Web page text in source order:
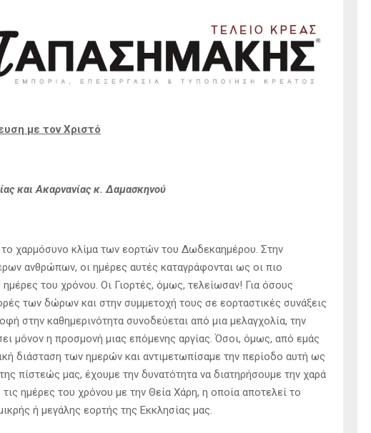
με τον Χριστό
και Ακαρνανίας κ. Δαμασκηνού
το χαρμόσυνο κλίμα των εορτών του Δωδεκαημέρου. Στην
ανθρώπων, οι ημέρες αυτές καταγράφονται ως οι πιο
του χρόνου. Οι Γιορτές, όμως, τελείωσαν! Για όσους
των δώρων και στην συμμετοχή τους σε εορταστικές συνάξεις
στην καθημερινότητα συνοδεύεται από μια μελαγχολία, την
μόνον η προσμονή μιας επόμενης αργίας. Όσοι, όμως, από εμάς
διάσταση των ημερών και αντιμετωπίσαμε την περίοδο αυτή ως
πίστεώς μας, έχουμε την δυνατότητα να διατηρήσουμε την χαρά
ημέρες του χρόνου με την Θεία Χάρη, η οποία αποτελεί το
ή μεγάλης εορτής της Εκκλησίας μας.